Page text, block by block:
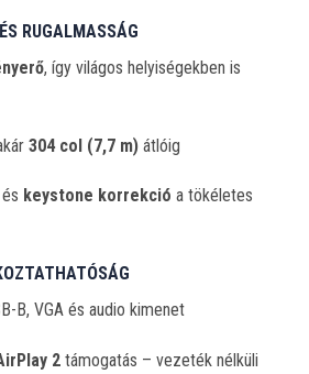
RUGALMASSÁG
, így világos helyiségekben is
304 col (7,7 m)átlóig
keystone korrekció a tökéletes
B, VGA és audio kimenet
2támogatás – vezeték nélküli